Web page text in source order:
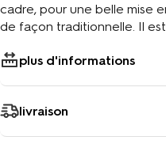
cadre, pour une belle mise
de façon traditionnelle. Il
plus d'informations
livraison